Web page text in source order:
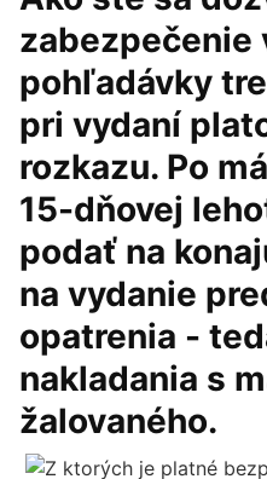
zabezpečenie
pohľadávky
pri vydaní
rozkazu. Po
15-dňovej
podať na
na vydanie
opatrenia -
nakladania s
žalovaného.